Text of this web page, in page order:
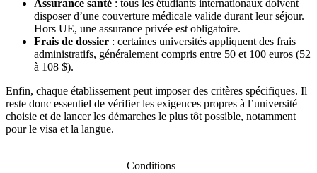
Assurance santé : tous les étudiants internationaux doivent
disposer d’une couverture médicale valide durant leur séjour.
Hors UE, une assurance privée est obligatoire.
Frais de dossier : certaines universités appliquent des frais
administratifs, généralement compris entre 50 et 100 euros (52
à 108 $).
Enfin, chaque établissement peut imposer des critères spécifiques. Il
reste donc essentiel de vérifier les exigences propres à l’université
choisie et de lancer les démarches le plus tôt possible, notamment
pour le visa et la langue.
Conditions